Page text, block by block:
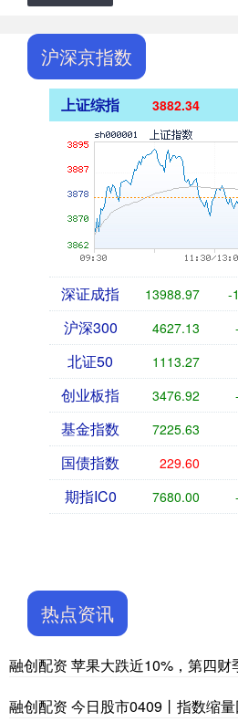
沪深京指数
上证综指 3882.34
深证成指 13988.97 -
沪深300 4627.13
北证50 1113.27
创业板指 3476.92
基金指数 7225.63
国债指数 229.60
期指IC0 7680.00
热点资讯
融创配资 苹果大跌近10%，第四财
融创配资 今日股市0409丨指数缩